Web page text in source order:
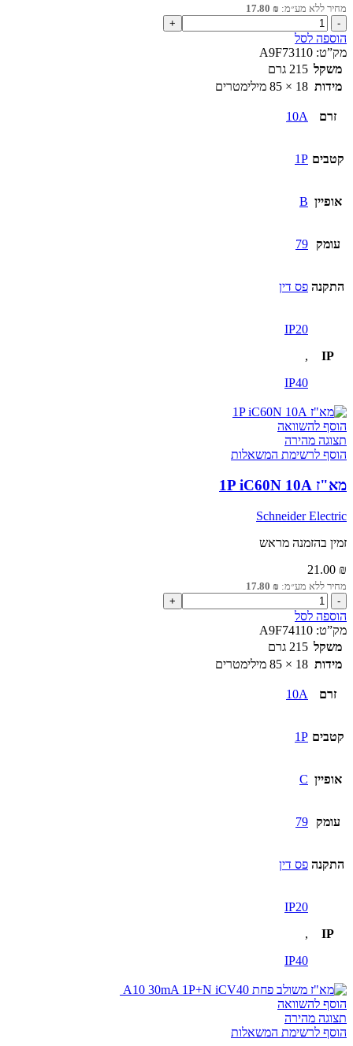
מחיר ללא מע״מ: 17.80 ₪
כמות
של
מא"ז
1P
iC60N
10A
הוספה לסל
מק”ט: A9F73110
משקל 215 גרם
מידות 18 × 85 מילימטרים
זרם 10A
קטבים 1P
אופיין B
עומק 79
התקנה פס דין
IP
IP20
,
IP40
הוסף להשוואה
תצוגה מהירה
הוסף לרשימת המשאלות
מא"ז 1P iC60N 10A
Schneider Electric
זמין בהזמנה מראש
21.00 ₪
מחיר ללא מע״מ: 17.80 ₪
כמות
של
מא"ז
1P
iC60N
10A
הוספה לסל
מק”ט: A9F74110
משקל 215 גרם
מידות 18 × 85 מילימטרים
זרם 10A
קטבים 1P
אופיין C
עומק 79
התקנה פס דין
IP
IP20
,
IP40
הוסף להשוואה
תצוגה מהירה
הוסף לרשימת המשאלות